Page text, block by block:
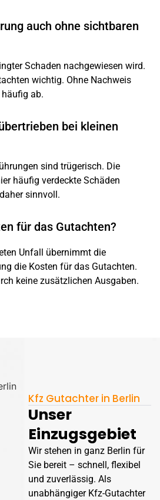
auch ohne sichtbaren
Schaden nachgewiesen wird.
wichtig. Ohne Nachweis
häufig ab.
bei kleinen
sind trügerisch. Die
häufig verdeckte Schäden
sinnvoll.
für das Gutachten?
Unfall übernimmt die
die Kosten für das Gutachten.
keine zusätzlichen Ausgaben.
Kfz Gutachter in Berlin
Unser
Einzugsgebiet
Wir stehen in ganz Berlin für
Sie bereit – schnell, flexibel
und zuverlässig. Als
unabhängiger Kfz-Gutachter